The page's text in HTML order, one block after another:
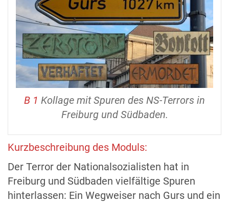
B 1 Kollage mit Spuren des NS-Terrors in
Freiburg und Südbaden.
Kurzbeschreibung des Moduls:
Der Terror der Nationalsozialisten hat in
Freiburg und Südbaden vielfältige Spuren
hinterlassen: Ein Wegweiser nach Gurs und ein